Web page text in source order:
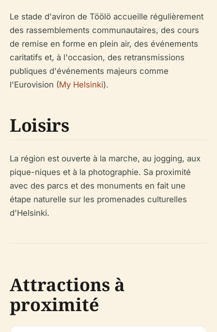
Le stade d'aviron de Töölö accueille régulièrement
des rassemblements communautaires, des cours
de remise en forme en plein air, des événements
caritatifs et, à l'occasion, des retransmissions
publiques d'événements majeurs comme
l'Eurovision (My Helsinki).
Loisirs
La région est ouverte à la marche, au jogging, aux
pique-niques et à la photographie. Sa proximité
avec des parcs et des monuments en fait une
étape naturelle sur les promenades culturelles
d'Helsinki.
Attractions à
proximité